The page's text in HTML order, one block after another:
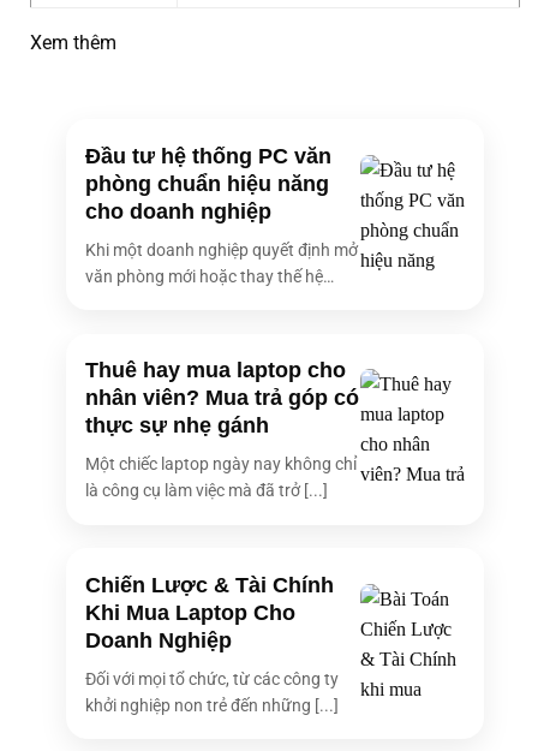
Xem thêm
Đầu tư hệ thống PC văn
phòng chuẩn hiệu năng
cho doanh nghiệp
Khi một doanh nghiệp quyết định mở
văn phòng mới hoặc thay thế hệ
Thuê hay mua laptop cho
nhân viên? Mua trả góp có
thực sự nhẹ gánh
Một chiếc laptop ngày nay không chỉ
là công cụ làm việc mà đã trở [...]
Chiến Lược & Tài Chính
Khi Mua Laptop Cho
Doanh Nghiệp
Đối với mọi tổ chức, từ các công ty
khởi nghiệp non trẻ đến những [...]